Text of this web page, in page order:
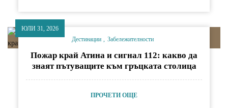
ЮЛИ 31, 2026
Дестинации
Забележителности
Пожар край Атина и сигнал 112: какво да
знаят пътуващите към гръцката столица
ПРОЧЕТИ ОЩЕ